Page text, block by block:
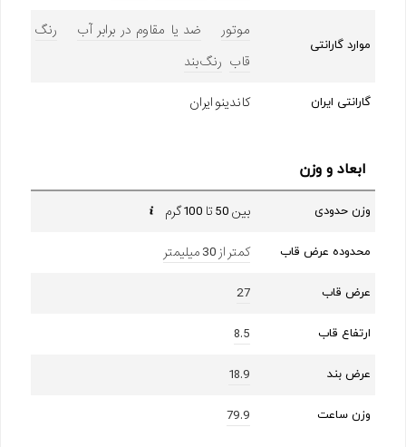
موارد گارانتی
موتور ضد یا مقاوم در برابر آب
رنگ
قاب رنگ بند
گارانتی ایران کاندینو ایران
ابعاد و وزن
وزن حدودی بین 50 تا 100 گرم
محدوده عرض قاب کمتر از 30 میلیمتر
عرض قاب 27
ارتفاع قاب 8.5
عرض بند 18.9
وزن ساعت 79.9